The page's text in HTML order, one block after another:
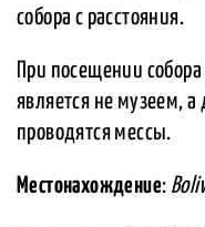
собора с расстояния.
При посещении
является не музеем,
проводятся мессы.
Местонахождение: